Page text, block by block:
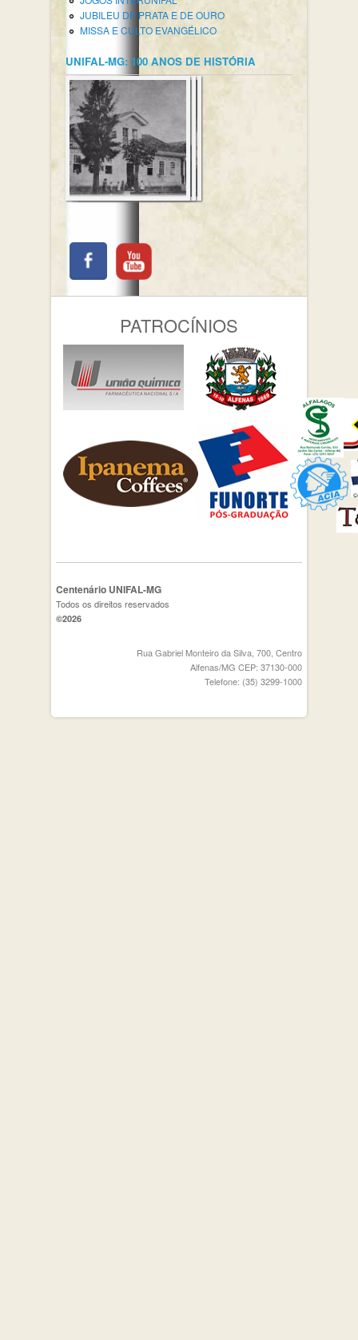
JUBILEU DE PRATA E DE OURO
MISSA E CULTO EVANGÉLICO
UNIFAL-MG: 100 ANOS DE HISTÓRIA
PATROCÍNIOS
Centenário UNIFAL-MG
Todos os direitos reservados
©2026
Rua Gabriel Monteiro da Silva, 700, Centro
Alfenas/MG CEP: 37130-000
Telefone: (35) 3299-1000